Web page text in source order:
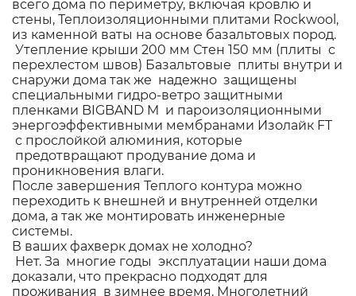
всего дома по периметру, включая кровлю и
стены, Теплоизоляционными плитами Rockwool,
из каменной ваты на основе базальтовых пород.
Утепление крыши 200 мм Стен 150 мм (плиты с
перехлестом швов) Базальтовые плиты внутри и
снаружи дома так же надежно защищены
специальными гидро-ветро защитными
пленками BIGBAND M и пароизоляционными
энергоэффективными мембранами Изолайк FT
с прослойкой алюминия, которые
предотвращают продувание дома и
проникновения влаги.
После завершения Теплого контура можно
переходить к внешней и внутренней отделки
дома, а так же монтировать инженерные
системы.
В ваших фахверк домах не холодно?
Нет. За многие годы эксплуатации наши дома
доказали, что прекрасно подходят для
проживания в зимнее время. Многолетний